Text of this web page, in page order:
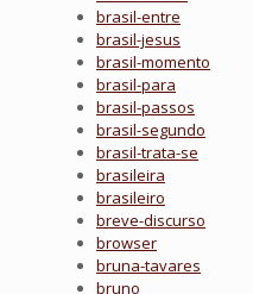
brasil-entre
brasil-jesus
brasil-momento
brasil-para
brasil-passos
brasil-segundo
brasil-trata-se
brasileira
brasileiro
breve-discurso
browser
bruna-tavares
bruno